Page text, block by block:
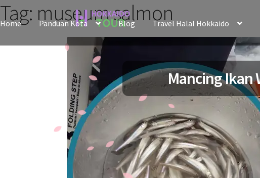
Skip
to
navigation
Skip
to
content
Home Panduan Kota Blog Travel Halal Hokkaido
Tag: museum salmon
Mancing Ikan